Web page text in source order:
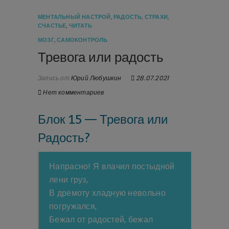
МЕНТАЛЬНЫЙ НАСТРОЙ,РАДОСТЬ, СТРАХИ,
СЧАСТЬЕ, ЧИТАТЬ
МОЗГ,САМОКОНТРОЛЬ
Тревога или радость
Запись от Юрий Любушкин
28.07.2021
Нет комментариев
Блок 15 — Тревога или
Радость?
Напрасно! Я влачил постыдной
лени груз,
В дремоту хладную невольно
погружался,
Бежал от радостей, бежал